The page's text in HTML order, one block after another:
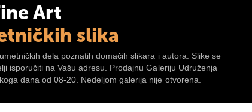
Art
slika
dela poznatih domačih slikara i autora. Slike se
isporučiti na Vašu adresu. Prodajnu Galeriju Udruženja
dana od 08-20. Nedeljom galerija nije otvorena.